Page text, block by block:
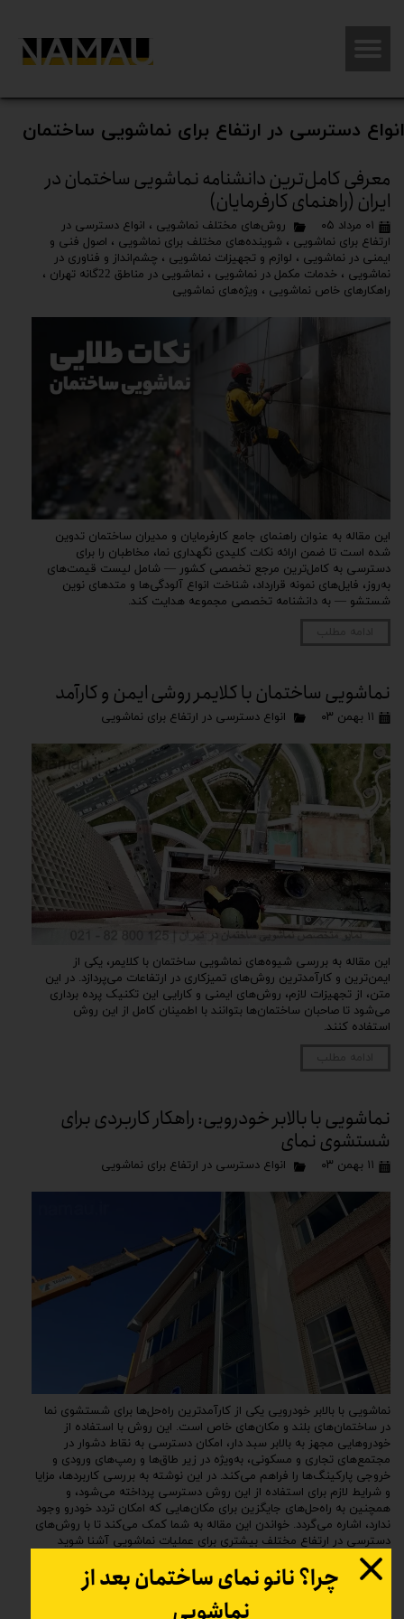
معرفی کامل‌ترین دانشنامه نماشویی ساختمان در
ایران (راهنمای کارفرمایان)
۰۱ مرداد ۰۵ روش‌های مختلف نماشویی ، انواع دسترسی در
ارتفاع برای نماشویی ، شوینده‌های مختلف برای نماشویی ، اصول فنی و
ایمنی در نماشویی ، لوازم و تجهیزات نماشویی ، چشم‌انداز و فناوری در
نماشویی ، خدمات مکمل در نماشویی ، نماشویی در مناطق 22گانه تهران
،
راهکارهای خاص نماشویی ، ویژه‌های نماشویی
این مقاله به عنوان راهنمای جامع کارفرمایان و مدیران ساختمان تدوین
شده است تا ضمن ارائه نکات کلیدی نگهداری نما، مخاطبان را برای
دسترسی به کامل‌ترین مرجع تخصصی کشور — شامل لیست قیمت‌های
به‌روز، فایل‌های نمونه قرارداد، شناخت انواع آلودگی‌ها و متدهای نوین
شستشو — به دانشنامه تخصصی مجموعه هدایت کند.
نماشویی ساختمان با کلایمر روشی ایمن و کارآمد
۱۱ بهمن ۰۳ انواع دسترسی در ارتفاع برای نماشویی
این مقاله به بررسی شیوه‌های نماشویی ساختمان با کلایمر، یکی از
ایمن‌ترین و کارآمدترین روش‌های تمیزکاری در ارتفاعات می‌پردازد. در این
متن، از تجهیزات لازم، روش‌های ایمنی و کارایی این تکنیک پرده برداری
می‌شود تا صاحبان ساختمان‌ها بتوانند با اطمینان کامل از این روش
استفاده کنند.
نماشویی با بالابر خودرویی: راهکار کاربردی برای
شستشوی نمای
۱۱ بهمن ۰۳ انواع دسترسی در ارتفاع برای نماشویی
نماشویی با بالابر خودرویی یکی از کارآمدترین راه‌حل‌ها برای شستشوی نما
در ساختمان‌های بلند و مکان‌های خاص است. این روش با استفاده از
خودروهایی مجهز به بالابر سبد دار، امکان دسترسی به نقاط دشوار در
مجتمع‌های تجاری و مسکونی، به‌ویژه در زیر طاق‌ها و رمپ‌های ورودی و
خروجی پارکینگ‌ها را فراهم می‌کند. در این نوشته به بررسی کاربردها، مزایا
و شرایط لازم برای استفاده از این روش دسترسی پرداخته می‌شود، و
همچنین به راه‌حل‌های جایگزین برای مکان‌هایی که امکان تردد خودرو وجود
ندارد، اشاره می‌گردد. خواندن این مقاله به شما کمک می‌کند تا با روش‌های
دسترسی در ارتفاع مختلف بیشتری برای عملیات نماشویی آشنا شوید
ادامه مطلب
انواع دسترسی در ارتفاع برای نماشویی ساختمان
چرا؟ نانو نمای ساختمان بعد از